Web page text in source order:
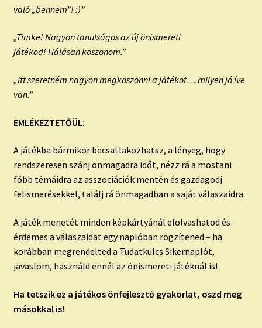
való „bennem”! :)”
„Timke! Nagyon tanulságos az új önismereti
játékod! Hálásan köszönöm.”
„Itt szeretném nagyon megköszönni a jàtékot….milyen jó íve
van.”
EMLÉKEZTETŐÜL:
A játékba bármikor becsatlakozhatsz, a lényeg, hogy
rendszeresen szánj önmagadra időt, nézz rá a mostani
főbb témáidra az asszociációk mentén és gazdagodj
felismerésekkel, találj rá önmagadban a saját válaszaidra.
A játék menetét minden képkártyánál elolvashatod és
érdemes a válaszaidat egy naplóban rögzítened – ha
korábban megrendelted a Tudatkulcs Sikernaplót,
javaslom, használd ennél az önismereti játéknál is!
Ha tetszik ez a játékos önfejlesztő gyakorlat, oszd meg
másokkal is!